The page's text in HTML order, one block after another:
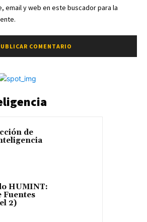
email y web en este buscador para la
de
HUMINT:
Fuentes
2)